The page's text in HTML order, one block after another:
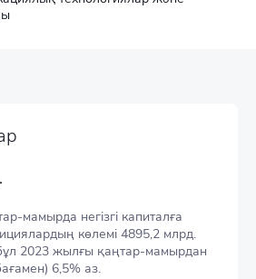
мамырда негізгі капиталға
көлемі 4895,2 млрд.
2023 жылғы қаңтар-мамырдан
6,5% аз.